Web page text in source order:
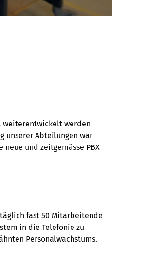
weiterentwickelt werden
unserer Abteilungen war
und zeitgemässe PBX
fast 50 Mitarbeitende
in die Telefonie zu
Personalwachstums.